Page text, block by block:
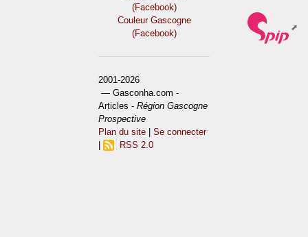
(Facebook)
Couleur Gascogne
(Facebook)
2001-2026
— Gasconha.com -
Articles -Région Gascogne
Prospective
Plan du site |Se connecter
RSS 2.0